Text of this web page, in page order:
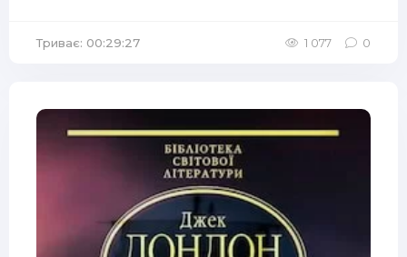
Триває: 00:29:27 1 077 0